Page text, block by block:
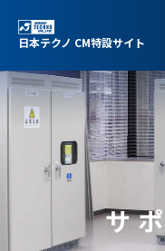
日本テクノ CM特設サイト
サ